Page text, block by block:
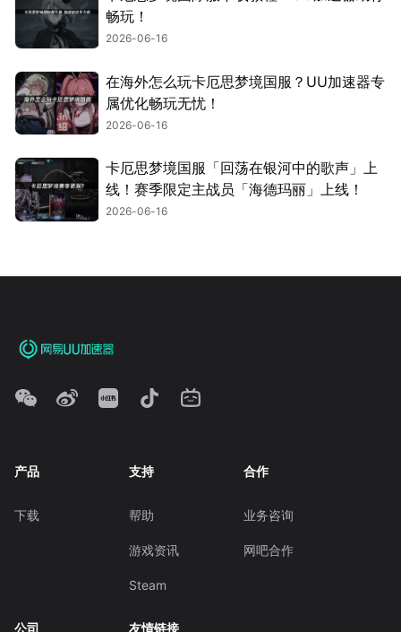
畅玩！
2026-06-16
在海外怎么玩卡厄思梦境国服？UU加速器专
属优化畅玩无忧！
2026-06-16
卡厄思梦境国服「回荡在银河中的歌声」上
线！赛季限定主战员「海德玛丽」上线！
2026-06-16
产品
下载
支持
帮助
游戏资讯
Steam
合作
业务咨询
网吧合作
公司 友情链接